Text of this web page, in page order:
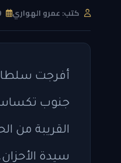
كتب: عمرو الهواري
أفرجت
جنوب
القريبة من
سيدة الأحزان.